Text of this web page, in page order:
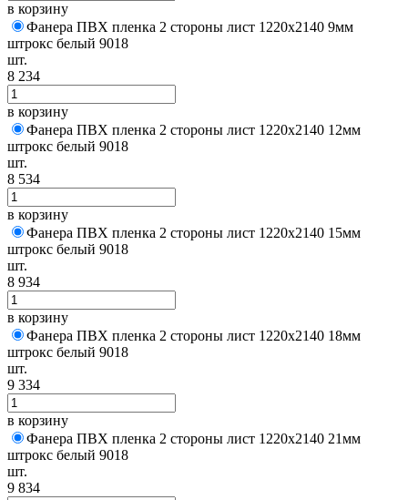
в корзину
Фанера ПВХ пленка 2 стороны лист 1220х2140 9мм
штрокс белый 9018
шт.
8 234
в корзину
Фанера ПВХ пленка 2 стороны лист 1220х2140 12мм
штрокс белый 9018
шт.
8 534
в корзину
Фанера ПВХ пленка 2 стороны лист 1220х2140 15мм
штрокс белый 9018
шт.
8 934
в корзину
Фанера ПВХ пленка 2 стороны лист 1220х2140 18мм
штрокс белый 9018
шт.
9 334
в корзину
Фанера ПВХ пленка 2 стороны лист 1220х2140 21мм
штрокс белый 9018
шт.
9 834